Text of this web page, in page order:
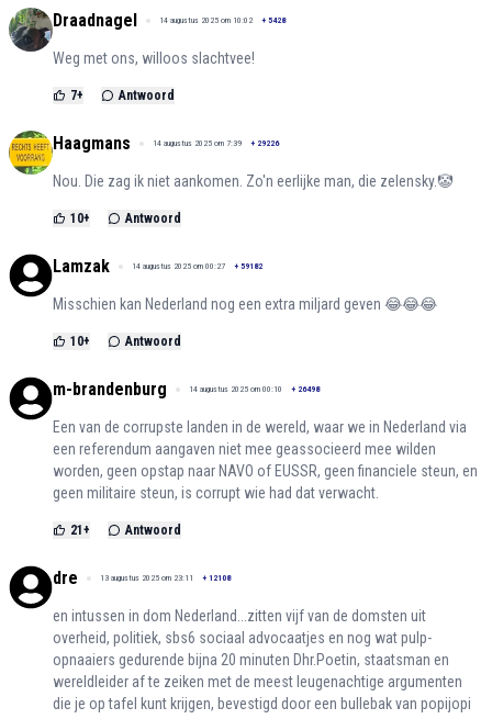
Draadnagel 14 augustus 2025 om 10:02 + 5428
Weg met ons, willoos slachtvee!
7+ Antwoord
Haagmans 14 augustus 2025 om 7:39 + 29226
Nou. Die zag ik niet aankomen. Zo'n eerlijke man, die zelensky.🤡
10+ Antwoord
Lamzak 14 augustus 2025 om 00:27 + 59182
Misschien kan Nederland nog een extra miljard geven 😂😂😂
10+ Antwoord
m-brandenburg 14 augustus 2025 om 00:10 + 26498
Een van de corrupste landen in de wereld, waar we in Nederland via
een referendum aangaven niet mee geassocieerd mee wilden
worden, geen opstap naar NAVO of EUSSR, geen financiele steun, en
geen militaire steun, is corrupt wie had dat verwacht.
21 + Antwoord
dre 13 augustus 2025 om 23:11 + 12108
en intussen in dom Nederland...zitten vijf van de domsten uit
overheid, politiek, sbs6 sociaal advocaatjes en nog wat pulp-
opnaaiers gedurende bijna 20 minuten Dhr.Poetin, staatsman en
wereldleider af te zeiken met de meest leugenachtige argumenten
die je op tafel kunt krijgen, bevestigd door een bullebak van popijopi